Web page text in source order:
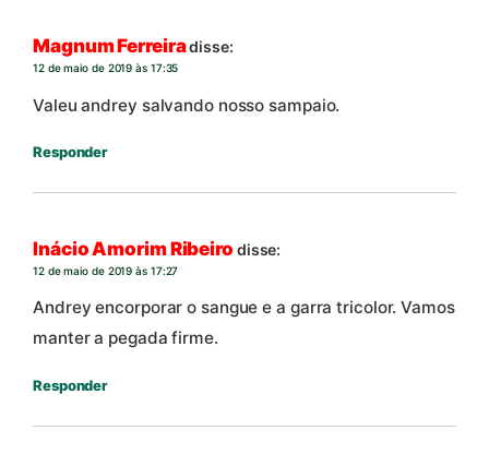
Magnum Ferreiradisse:
12 de maio de 2019 às 17:35
Valeu andrey salvando nosso sampaio.
Responder
Inácio Amorim Ribeiro disse:
12 de maio de 2019 às 17:27
Andrey encorporar o sangue e a garra tricolor. Vamos
manter a pegada firme.
Responder